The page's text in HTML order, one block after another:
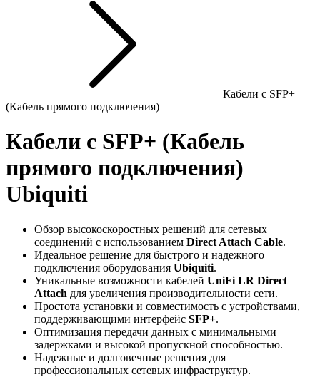
Кабели с SFP+
(Кабель прямого подключения)
Кабели с SFP+ (Кабель
прямого подключения)
Ubiquiti
Обзор высокоскоростных решений для сетевых
соединений с использованием Direct Attach Cable.
Идеальное решение для быстрого и надежного
подключения оборудования Ubiquiti.
Уникальные возможности кабелей UniFi LR Direct
Attach для увеличения производительности сети.
Простота установки и совместимость с устройствами,
поддерживающими интерфейс SFP+.
Оптимизация передачи данных с минимальными
задержками и высокой пропускной способностью.
Надежные и долговечные решения для
профессиональных сетевых инфраструктур.